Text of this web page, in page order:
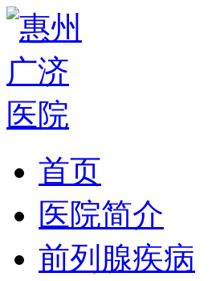
首页
医院简介
前列腺疾病